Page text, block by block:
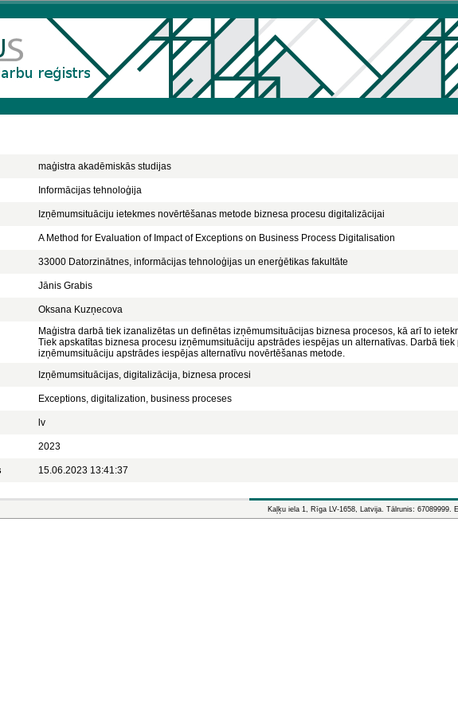
maģistra akadēmiskās studijas
Informācijas tehnoloģija
Izņēmumsituāciju ietekmes novērtēšanas metode biznesa procesu digitalizācijai
A Method for Evaluation of Impact of Exceptions on Business Process Digitalisation
33000 Datorzinātnes, informācijas tehnoloģijas un enerģētikas fakultāte
Jānis Grabis
Oksana Kuzņecova
Maģistra darbā tiek izanalizētas un definētas izņēmumsituācijas biznesa procesos, kā arī to
Tiek apskatītas biznesa procesu izņēmumsituāciju apstrādes iespējas un alternatīvas. Darbā tiek
izņēmumsituāciju apstrādes iespējas alternatīvu novērtēšanas metode.
Izņēmumsituācijas, digitalizācija, biznesa procesi
Exceptions, digitalization, business proceses
lv
2023
15.06.2023 13:41:37
Kaļķu iela 1, Rīga LV-1658, Latvija. Tālrunis: 67089999.